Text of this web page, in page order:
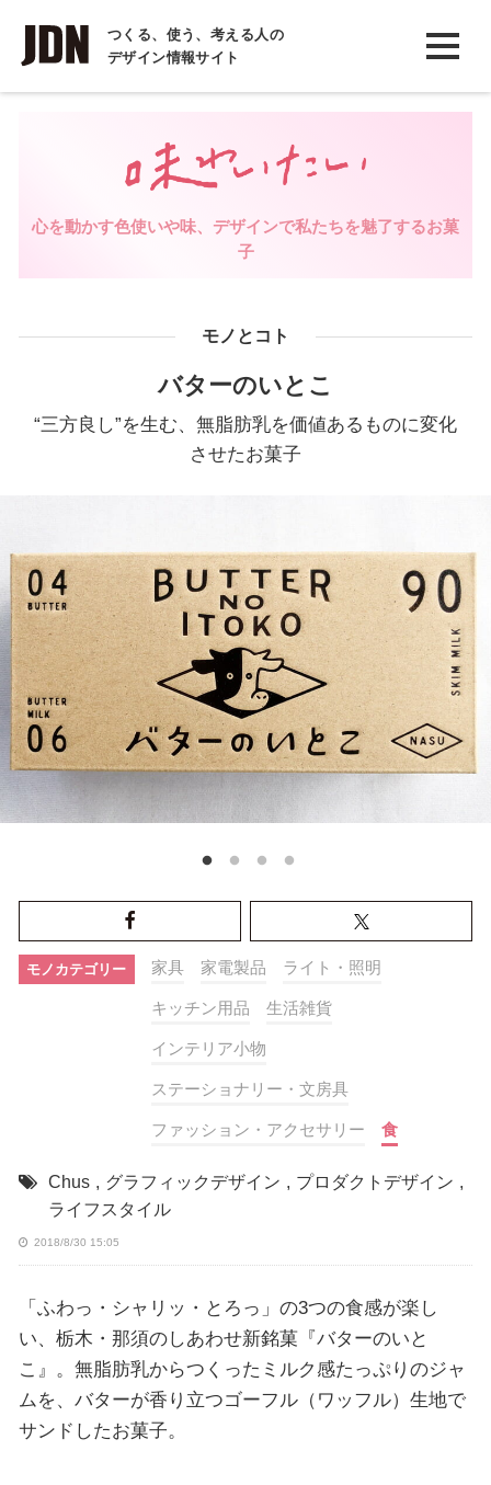
つくる、使う、考える人の
デザイン情報サイト
INTERVIEW
インタビュー
コラム
心を動かす色使いや味、デザインで私たちを魅了するお菓
子
モノとコト
バターのいとこ
“三方良し”を生む、無脂肪乳を価値あるものに変化
させたお菓子
モノカテゴリー 家具 家電製品 ライト・照明
キッチン用品 生活雑貨
インテリア小物
ステーショナリー・文房具
ファッション・アクセサリー 食
Chus , グラフィックデザイン , プロダクトデザイン ,
ライフスタイル
2018/8/30 15:05
「ふわっ・シャリッ・とろっ」の3つの食感が楽し
い、栃木・那須のしあわせ新銘菓『バターのいと
こ』。無脂肪乳からつくったミルク感たっぷりのジャ
ムを、バターが香り立つゴーフル（ワッフル）生地で
サンドしたお菓子。